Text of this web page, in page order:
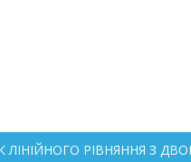
ЛІНІЙНОГО РІВНЯННЯ З